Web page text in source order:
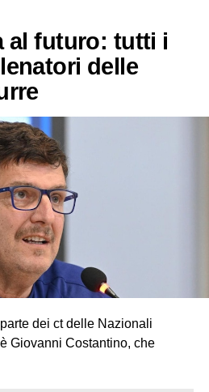
al futuro: tutti i
delle
dei ct delle Nazionali
Giovanni Costantino, che